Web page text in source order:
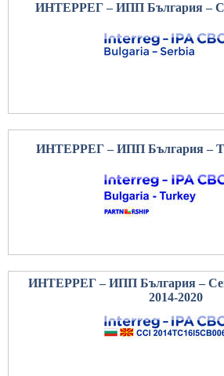
ИНТЕРРЕГ – ИПП България –
ИНТЕРРЕГ – ИПП България –
ИНТЕРРЕГ – ИПП България –
2014-2020